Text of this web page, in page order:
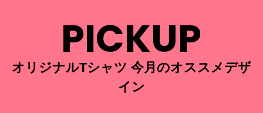
PICKUP
オリジナルTシャツ 今月のオススメデザ
イン